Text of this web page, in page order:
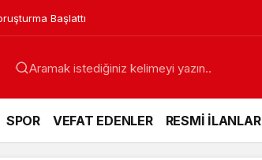
Başlattı
SPOR VEFAT EDENLER RESMİ İLANLAR